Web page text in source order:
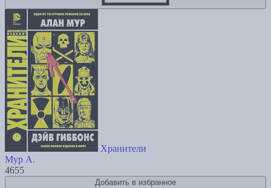
Хранители
Мур А.
4655
Добавить в избранное